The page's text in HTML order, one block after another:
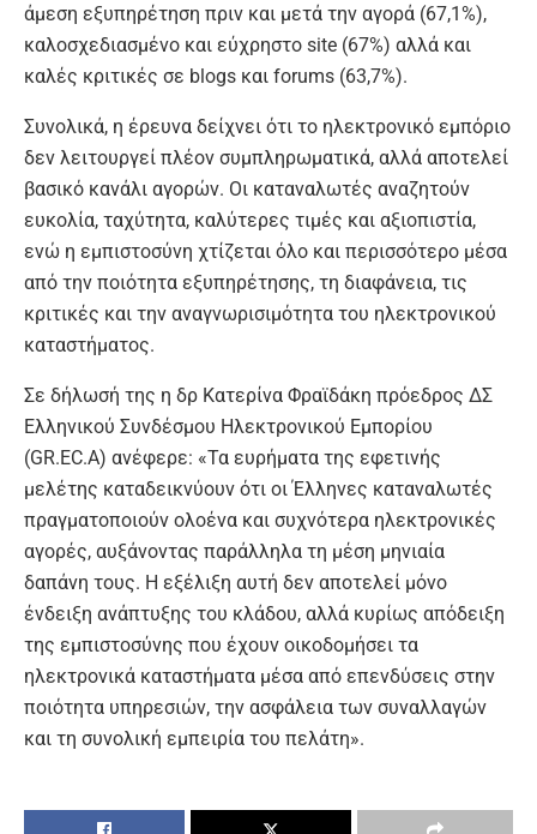
άμεση εξυπηρέτηση πριν και μετά την αγορά (67,1%),
καλοσχεδιασμένο και εύχρηστο site (67%) αλλά και
καλές κριτικές σε blogs και forums (63,7%).
Συνολικά, η έρευνα δείχνει ότι το ηλεκτρονικό εμπόριο
δεν λειτουργεί πλέον συμπληρωματικά, αλλά αποτελεί
βασικό κανάλι αγορών. Οι καταναλωτές αναζητούν
ευκολία, ταχύτητα, καλύτερες τιμές και αξιοπιστία,
ενώ η εμπιστοσύνη χτίζεται όλο και περισσότερο μέσα
από την ποιότητα εξυπηρέτησης, τη διαφάνεια, τις
κριτικές και την αναγνωρισιμότητα του ηλεκτρονικού
καταστήματος.
Σε δήλωσή της η δρ Κατερίνα Φραϊδάκη πρόεδρος ΔΣ
Ελληνικού Συνδέσμου Ηλεκτρονικού Εμπορίου
(GR.EC.A) ανέφερε: «Τα ευρήματα της εφετινής
μελέτης καταδεικνύουν ότι οι Έλληνες καταναλωτές
πραγματοποιούν ολοένα και συχνότερα ηλεκτρονικές
αγορές, αυξάνοντας παράλληλα τη μέση μηνιαία
δαπάνη τους. Η εξέλιξη αυτή δεν αποτελεί μόνο
ένδειξη ανάπτυξης του κλάδου, αλλά κυρίως απόδειξη
της εμπιστοσύνης που έχουν οικοδομήσει τα
ηλεκτρονικά καταστήματα μέσα από επενδύσεις στην
ποιότητα υπηρεσιών, την ασφάλεια των συναλλαγών
και τη συνολική εμπειρία του πελάτη».